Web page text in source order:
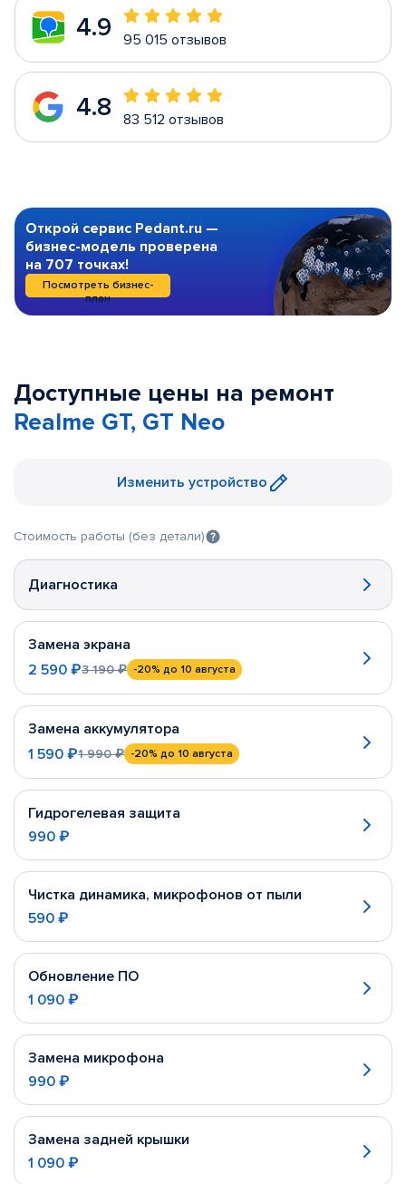
4.9 95 015 отзывов
4.8 83 512 отзывов
Открой сервис Pedant.ru —
бизнес-модель проверена
на 707 точках!
Посмотреть бизнес-
план
Доступные цены на ремонт
Realme GT, GT Neo
Изменить устройство
Стоимость работы (без детали)
Диагностика
Замена экрана
2 590 ₽3 190 ₽ -20% до 10 августа
Замена аккумулятора
1 590 ₽1 990 ₽ -20% до 10 августа
Гидрогелевая защита
990 ₽
Чистка динамика, микрофонов от пыли
590 ₽
Обновление ПО
1 090 ₽
Замена микрофона
990 ₽
Замена задней крышки
1 090 ₽